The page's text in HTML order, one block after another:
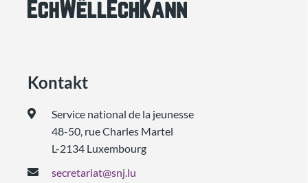
Kontakt
Service national de la jeunesse
48-50, rue Charles Martel
L-2134 Luxembourg
secretariat@snj.lu